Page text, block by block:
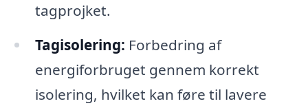
tagprojket.
Tagisolering: Forbedring af
energiforbruget gennem korrekt
isolering, hvilket kan føre til lavere